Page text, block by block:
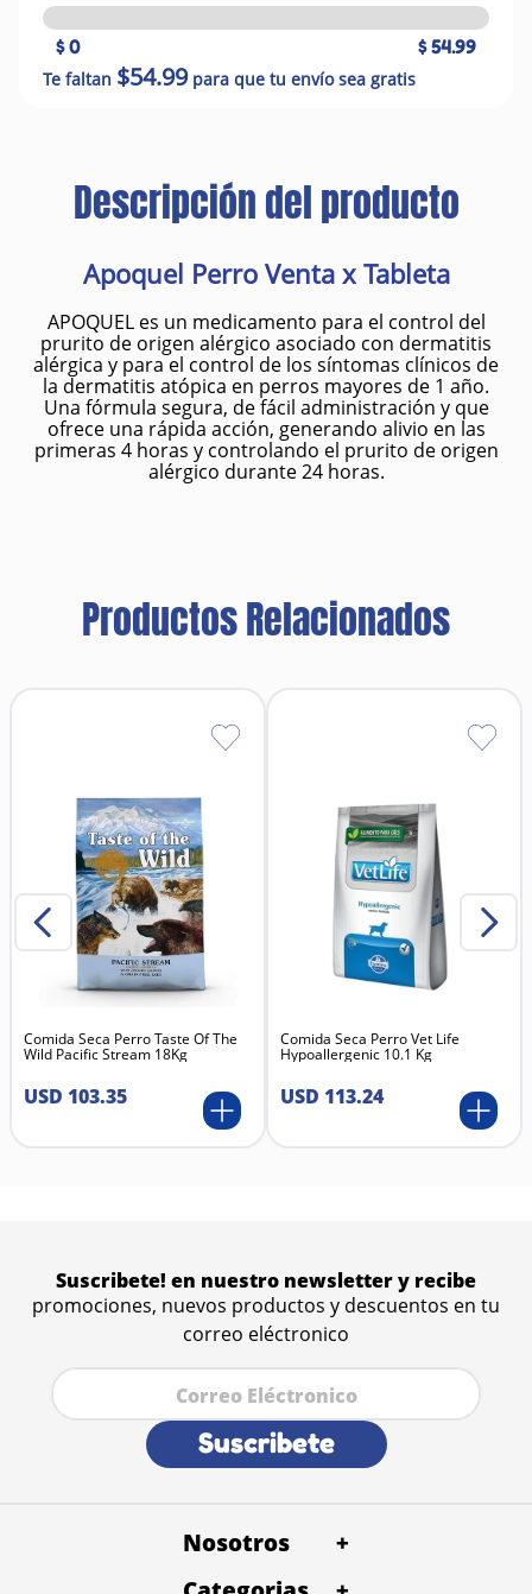
$ 0 $ 54.99
Te faltan $54.99para que tu envío sea gratis
Descripción del producto
Apoquel Perro Venta x Tableta
APOQUEL es un medicamento para el control del
prurito de origen alérgico asociado con dermatitis
alérgica y para el control de los síntomas clínicos de
la dermatitis atópica en perros mayores de 1 año.
Una fórmula segura, de fácil administración y que
ofrece una rápida acción, generando alivio en las
primeras 4 horas y controlando el prurito de origen
alérgico durante 24 horas.
Productos Relacionados
Comida Seca Perro Taste Of The
Wild Pacific Stream 18Kg
USD 103.35
Comida Seca Perro Vet Life
Hypoallergenic 10.1 Kg
USD 113.24
Suscribete! en nuestro newsletter y recibe
promociones, nuevos productos y descuentos en tu
correo eléctronico
Suscribete
Nosotros
+